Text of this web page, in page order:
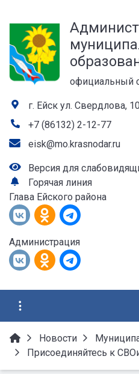
официальный
г. Ейск ул. Свердлова,
+7 (86132) 2-12-77
eisk@mo.krasnodar.ru
Версия для
Горячая линия
Глава Ейского района
Администрация
Новости
Присоединяйтесь к